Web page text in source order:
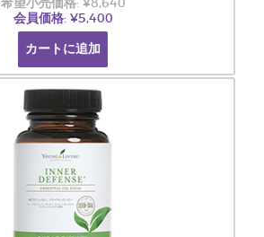
希望小売価格: ¥8,640
会員価格: ¥5,400
カートに追加